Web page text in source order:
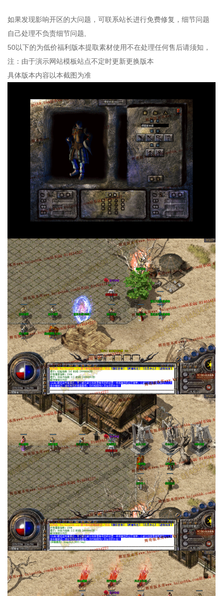
如果发现影响开区的大问题，可联系站长进行免费修复，细节问题
自己处理不负责细节问题,
50以下的为低价福利版本提取素材使用不在处理任何售后请须知，
注：由于演示网站模板站点不定时更新更换版本
具体版本内容以本截图为准